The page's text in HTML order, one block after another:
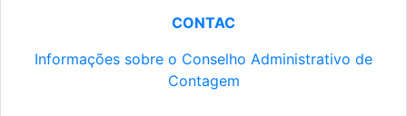
CONTAC
Informações sobre o Conselho Administrativo de
Contagem